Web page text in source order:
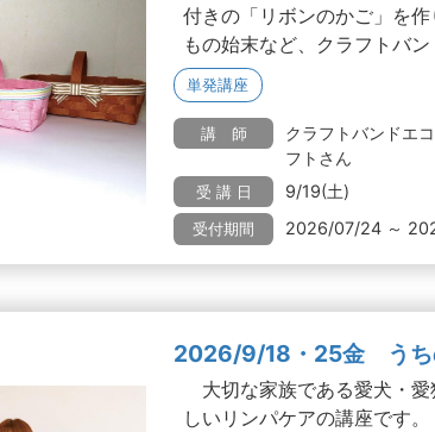
付きの「リボンのかご」を
もの始末など、クラフトバ
単発講座
講 師
クラフトバンドエ
フトさん
受 講 日 9/19(土)
受付期間 2026/07/24 ～
2026/9/18・25金 うち
大切な家族である愛犬・愛
しいリンパケアの講座です